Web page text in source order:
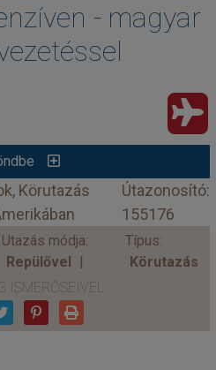
- magyar
Körutazás
Útazonosító:
155176
Utazás módja:
Repülővel
Típus:
Körutazás
ISMERŐSEIVEL: